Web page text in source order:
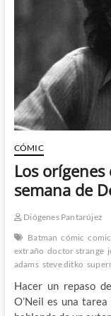
CÓMIC
Los orígenes
semana de
Diógenes Pantarújez
Batman cómic
extraño doctor strange
adams steve ditko
Hacer un repaso
O’Neil es una